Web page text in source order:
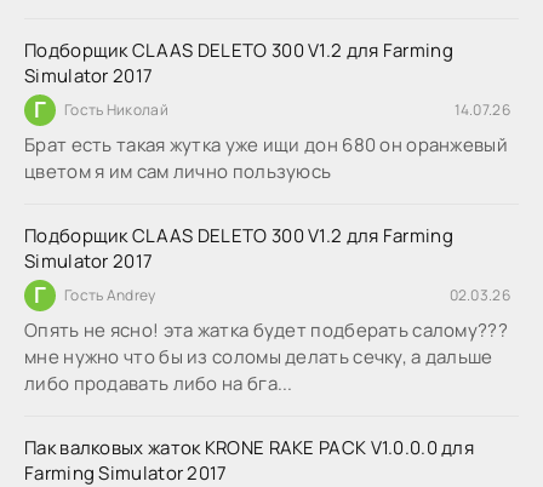
Подборщик CLAAS DELETO 300 V1.2 для Farming
Simulator 2017
Г Гость Николай 14.07.26
Брат есть такая жутка уже ищи дон 680 он оранжевый
цветом я им сам лично пользуюсь
Подборщик CLAAS DELETO 300 V1.2 для Farming
Simulator 2017
Г Гость Andrey 02.03.26
Опять не ясно! эта жатка будет подберать салому???
мне нужно что бы из соломы делать сечку, а дальше
либо продавать либо на бга...
Пак валковых жаток KRONE RAKE PACK V1.0.0.0 для
Farming Simulator 2017